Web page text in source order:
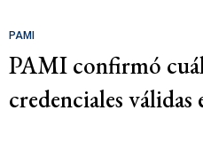
PAMI
PAMI confirmó
credenciales